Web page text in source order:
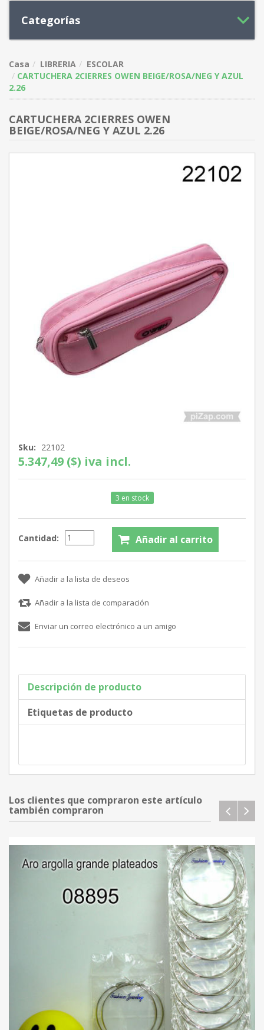
Categorías
Casa LIBRERIA
ESCOLAR
CARTUCHERA 2CIERRES OWEN BEIGE/ROSA/NEG Y AZUL
2.26
CARTUCHERA 2CIERRES OWEN
BEIGE/ROSA/NEG Y AZUL 2.26
Sku: 22102
5.347,49 ($) iva incl.
3 en stock
Cantidad:
Descripción de producto
Etiquetas de producto
Los clientes que compraron este artículo
también compraron